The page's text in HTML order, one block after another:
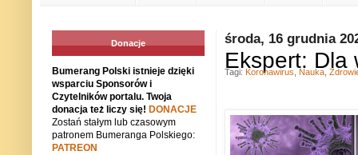
środa, 16 grudnia
Ekspert: Dla
Tagi: Koronawirus Nauka
Donacje
Bumerang Polski istnieje dzięki
wsparciu Sponsorów i
Czytelników portalu. Twoja
donacja też liczy się! DONACJE
Zostań stałym lub czasowym
patronem Bumeranga Polskiego:
PATREON